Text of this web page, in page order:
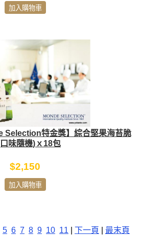
加入購物車
Selection特金獎】綜合堅果海苔脆
味隨機)ｘ18包
$2,150
加入購物車
5 6 7 8 9 10 11 下一頁 最末頁